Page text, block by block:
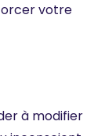
votre
à modifier